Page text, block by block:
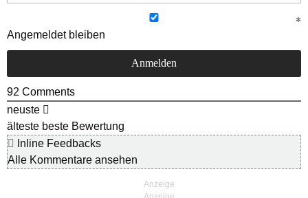
Angemeldet bleiben
92 Comments
neuste
älteste beste Bewertung
Inline Feedbacks
Alle Kommentare ansehen